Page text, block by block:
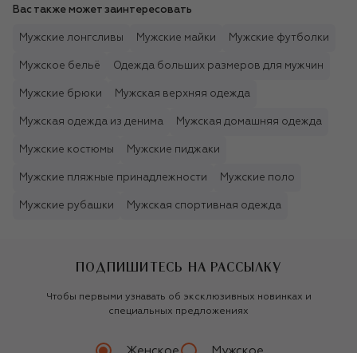
Вас также может заинтересовать
Мужские лонгсливы Мужские майки Мужские футболки
Мужское бельё Одежда больших размеров для мужчин
Мужские брюки Мужская верхняя одежда
Мужская одежда из денима Мужская домашняя одежда
Мужские костюмы Мужские пиджаки
Мужские пляжные принадлежности Мужские поло
Мужские рубашки Мужская спортивная одежда
ПОДПИШИТЕСЬ НА РАССЫЛКУ
Чтобы первыми узнавать об эксклюзивных новинках и
специальных предложениях